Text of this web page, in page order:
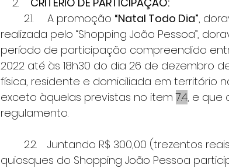
	2.1.	A promoção
“Natal Todo Dia”,
realizada pelo “Shopping João Pessoa”,
período de participação compreendido
2022 até às 18h30 do dia 26 de dezembro
física, residente e domiciliada em território
exceto àquelas previstas no item 7.4, e que
regulamento.
quiosques do Shopping João Pessoa